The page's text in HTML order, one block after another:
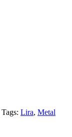
Tags: Lira, Metal